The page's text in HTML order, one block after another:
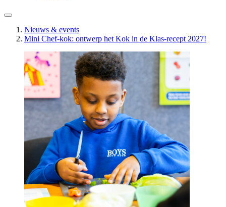
Nieuws & events
Mini Chef-kok: ontwerp het Kok in de Klas-recept 2027!